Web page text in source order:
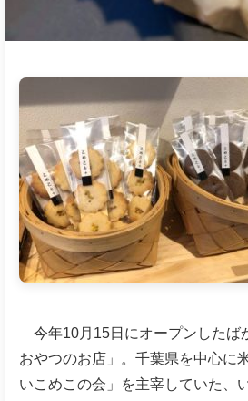
今年10月15日にオープンしたば
おやつのお店」。千葉県を中心に
いこめこの会」を主宰していた、